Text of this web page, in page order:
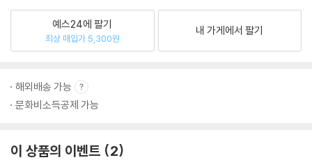
예스24에 팔기
최상 매입가 5,300원
내 가게에서 팔기
해외배송 가능
문화비소득공제 가능
이 상품의 이벤트 2